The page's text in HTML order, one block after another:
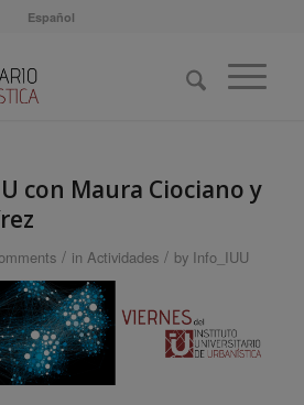
Español
con Maura Ciociano y
/ in Actividades / by Info_IUU